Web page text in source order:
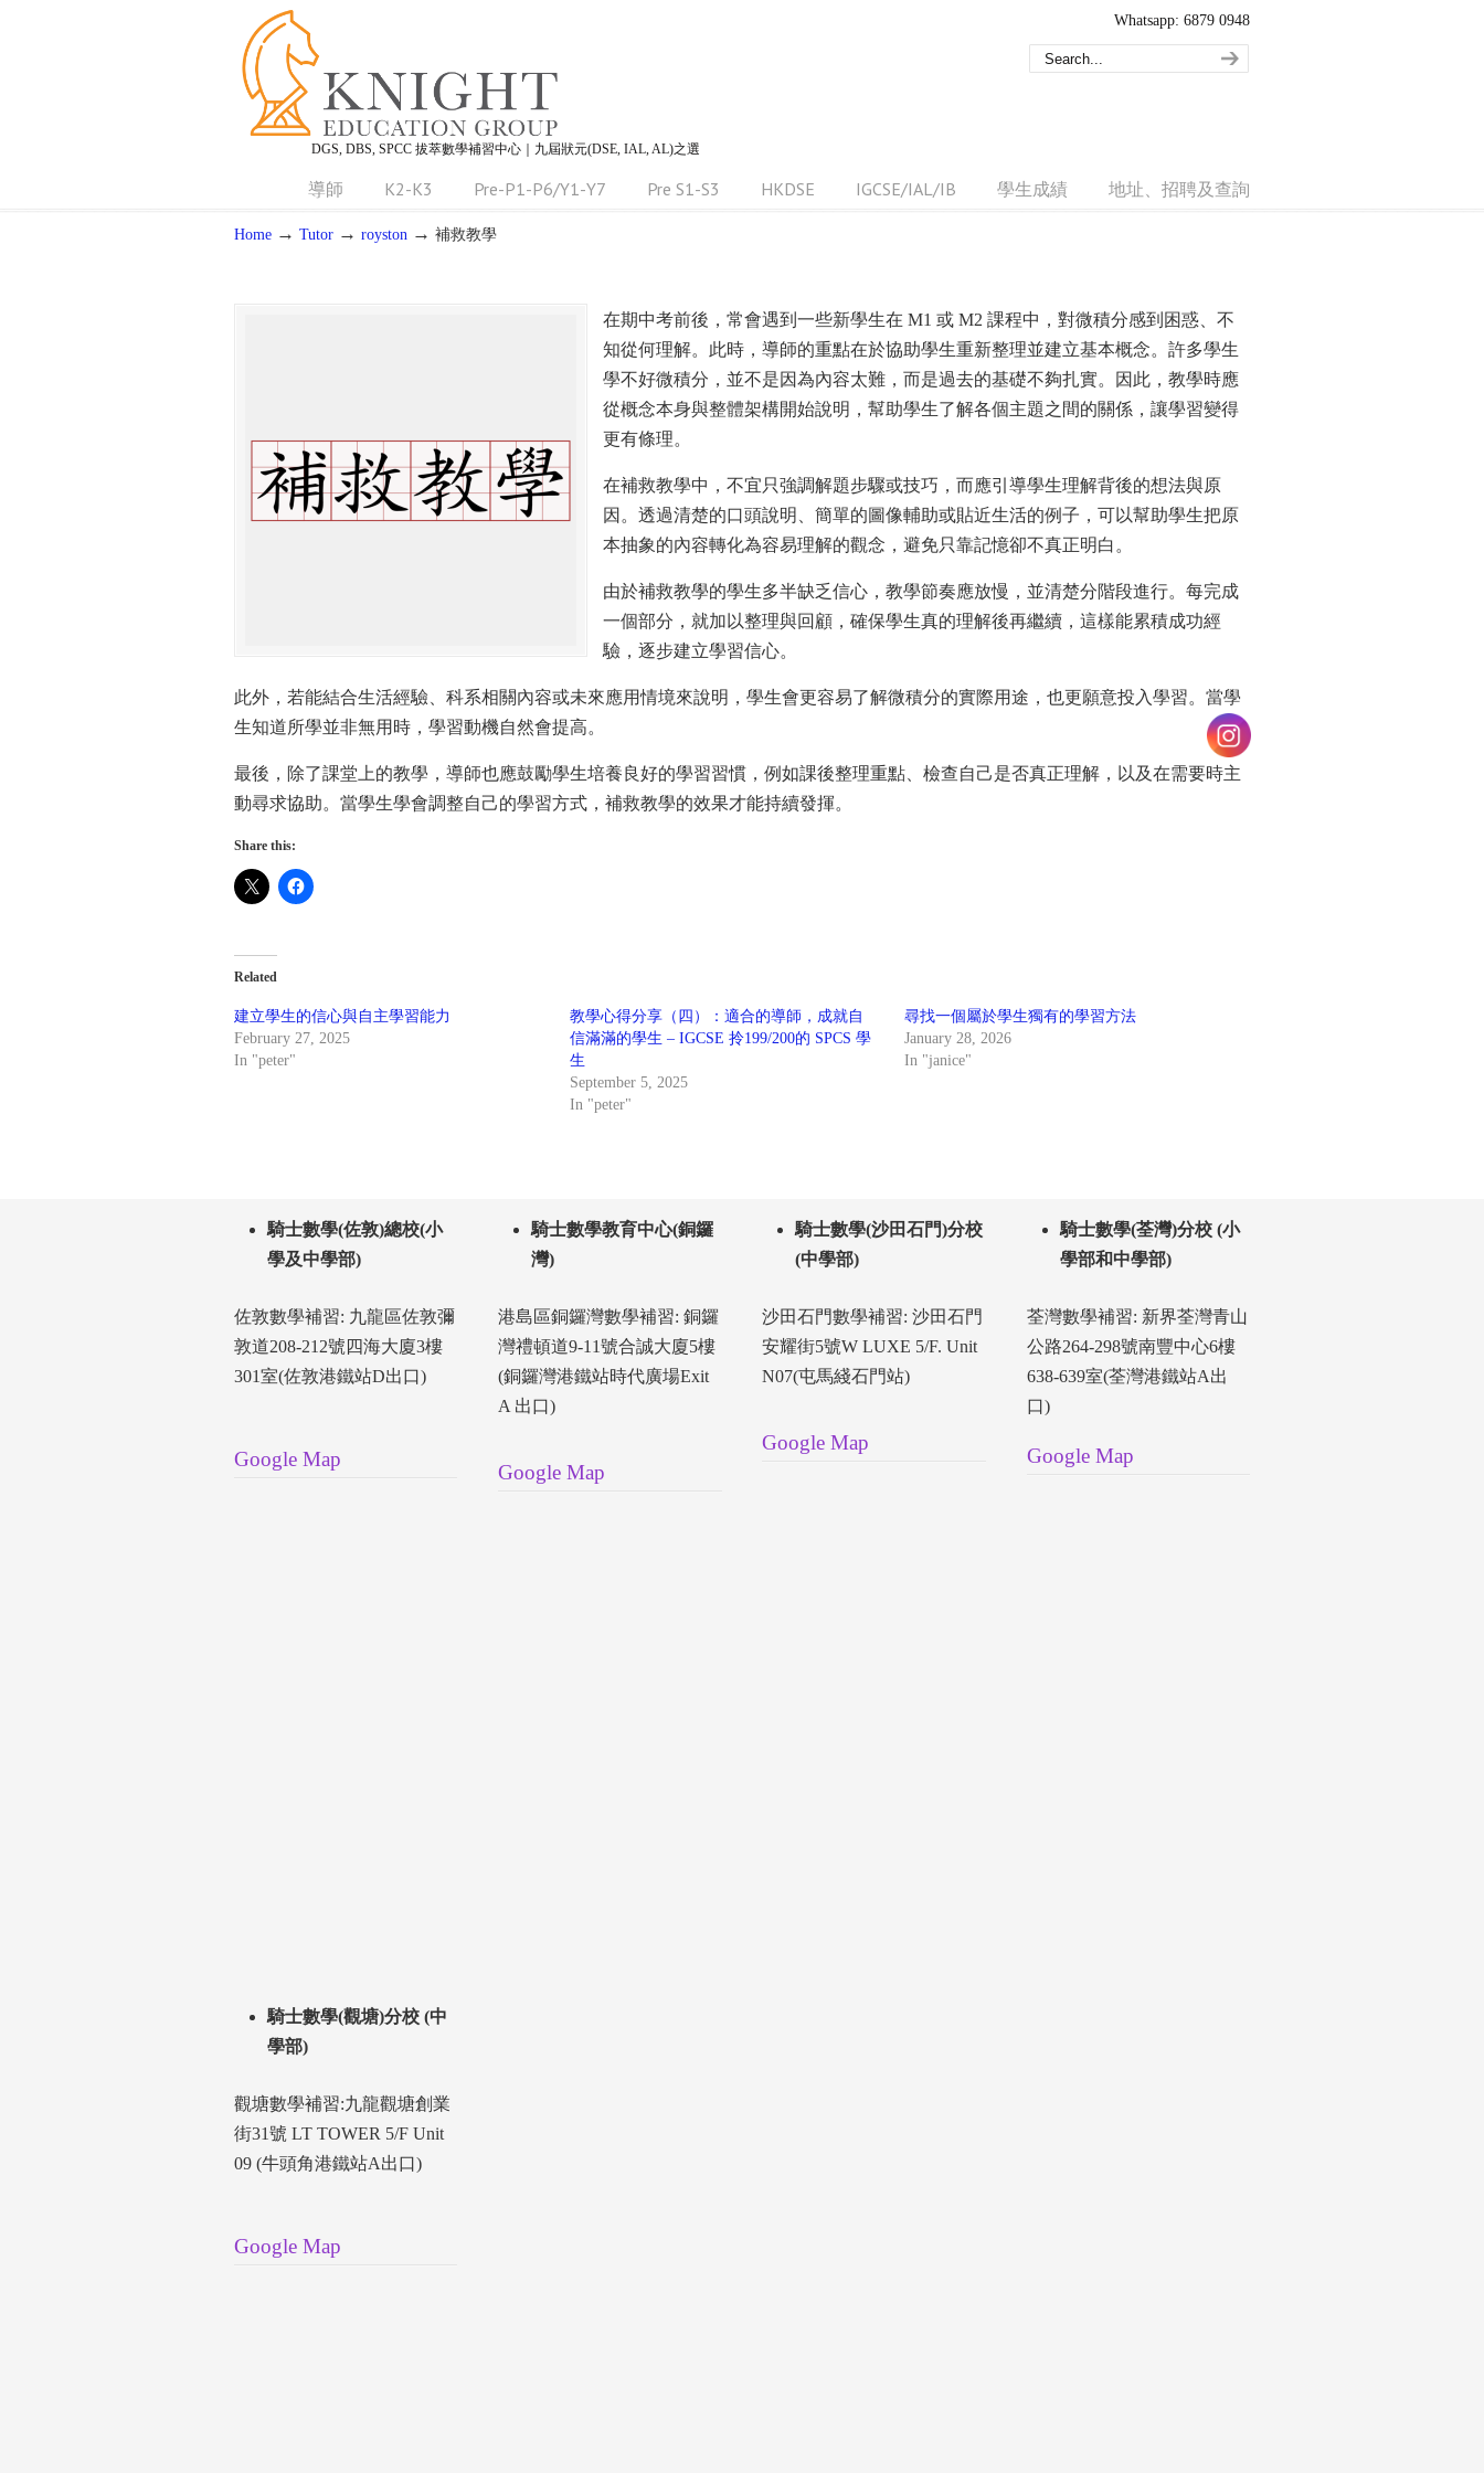
DGS, DBS, SPCC 拔萃數學補習中心｜九屆狀元(DSE, IAL, AL)之選
Whatsapp: 6879 0948
導師 K2-K3 Pre-P1-P6/Y1-Y7 Pre S1-S3 HKDSE IGCSE/IAL/IB 學生成績 地址、招聘及查詢
Home → Tutor → royston → 補救教學
在期中考前後，常會遇到一些新學生在 M1 或 M2 課程中，對微積分感到困惑、不
知從何理解。此時，導師的重點在於協助學生重新整理並建立基本概念。許多學生
學不好微積分，並不是因為內容太難，而是過去的基礎不夠扎實。因此，教學時應
從概念本身與整體架構開始說明，幫助學生了解各個主題之間的關係，讓學習變得
更有條理。
在補救教學中，不宜只強調解題步驟或技巧，而應引導學生理解背後的想法與原
因。透過清楚的口頭說明、簡單的圖像輔助或貼近生活的例子，可以幫助學生把原
本抽象的內容轉化為容易理解的觀念，避免只靠記憶卻不真正明白。
由於補救教學的學生多半缺乏信心，教學節奏應放慢，並清楚分階段進行。每完成
一個部分，就加以整理與回顧，確保學生真的理解後再繼續，這樣能累積成功經
驗，逐步建立學習信心。
此外，若能結合生活經驗、科系相關內容或未來應用情境來說明，學生會更容易了解微積分的實際用途，也更願意投入學習。當學
生知道所學並非無用時，學習動機自然會提高。
最後，除了課堂上的教學，導師也應鼓勵學生培養良好的學習習慣，例如課後整理重點、檢查自己是否真正理解，以及在需要時主
動尋求協助。當學生學會調整自己的學習方式，補救教學的效果才能持續發揮。
Share this:
Related
建立學生的信心與自主學習能力
February 27, 2025
In "peter"
教學心得分享（四）：適合的導師，成就自
信滿滿的學生 – IGCSE 拎199/200的 SPCS 學
生
September 5, 2025
In "peter"
尋找一個屬於學生獨有的學習方法
January 28, 2026
In "janice"
騎士數學(佐敦)總校(小
學及中學部)
佐敦數學補習: 九龍區佐敦彌
敦道208-212號四海大廈3樓
301室(佐敦港鐵站D出口)
Google Map
騎士數學(觀塘)分校 (中
學部)
觀塘數學補習:九龍觀塘創業
街31號 LT TOWER 5/F Unit
09 (牛頭角港鐵站A出口)
Google Map
騎士數學教育中心(銅鑼
灣)
港島區銅鑼灣數學補習: 銅鑼
灣禮頓道9-11號合誠大廈5樓
(銅鑼灣港鐵站時代廣場Exit
A 出口)
Google Map
騎士數學(沙田石門)分校
(中學部)
沙田石門數學補習: 沙田石門
安耀街5號W LUXE 5/F. Unit
N07(屯馬綫石門站)
Google Map
騎士數學(荃灣)分校 (小
學部和中學部)
荃灣數學補習: 新界荃灣青山
公路264-298號南豐中心6樓
638-639室(荃灣港鐵站A出
口)
Google Map